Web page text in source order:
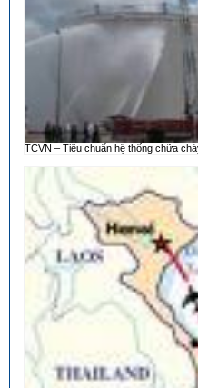
TCVN – Tiêu chuẩn hệ thống chữa